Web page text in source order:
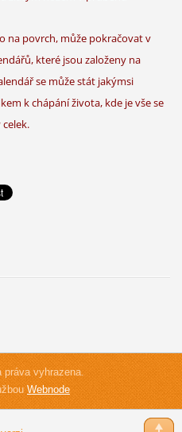
na povrch, může pokračovat v
které jsou založeny na
se může stát jakýmsi
k chápání života, kde je vše se
vyhrazena.
Webnode